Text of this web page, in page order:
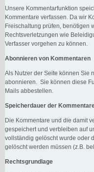
Unsere Kommentarfunktion
Kommentare verfassen. Da wir
Freischaltung prüfen, benötigen
Rechtsverletzungen wie
Verfasser vorgehen zu können.
Abonnieren von Kommentaren
Als Nutzer der Seite können Sie
abonnieren. Sie können diese
Mails abbestellen.
Speicherdauer der
Die Kommentare und die damit
gespeichert und verbleiben auf
vollständig gelöscht wurde oder
gelöscht werden müssen (z.B.
Rechtsgrundlage